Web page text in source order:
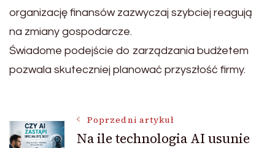
organizację finansów zazwyczaj szybciej reagują
na zmiany gospodarcze.
Świadome podejście do zarządzania budżetem
pozwala skuteczniej planować przyszłość firmy.
NawigacjaPoprzedni artykuł
Na ile technologia AI usunie